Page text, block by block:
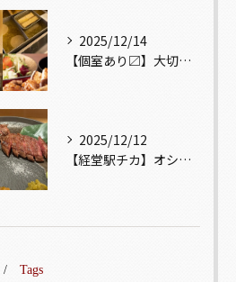
2025/12/14
【個室あり〼】大切な記念日、お祝い事でのご来店ぜひお待ちして...
2025/12/12
【経堂駅チカ】オシャレ居酒屋🏮自慢のお肉が楽しめる🐃お得なコ...
Tags